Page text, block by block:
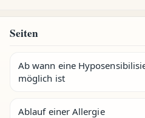
Seiten
Ab wann eine
möglich ist
Ablauf einer Allergie